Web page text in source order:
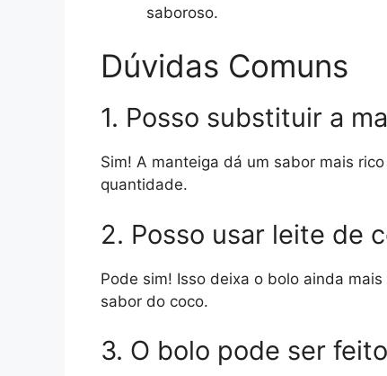
saboroso.
Dúvidas Comuns
1. Posso substituir a
Sim! A manteiga dá um sabor mais
quantidade.
2. Posso usar leite de
Pode sim! Isso deixa o bolo ainda
sabor do coco.
3. O bolo pode ser